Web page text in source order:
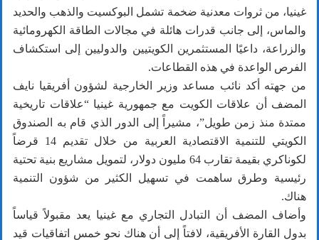
غينيا، من ثروات معدنية ضخمة تشمل البوكسيت والذهب والحديد
والماس، إلى جانب قدرات هائلة في مجالات الطاقة الكهرومائية
والزراعة، داعيًا المستثمرين الكويتيين والدوليين إلى استكشاف
الفرص الواعدة في هذه القطاعات.
من جهته أكد نائب مساعد وزير الخارجية لشؤون أفريقيا نايف
المضف أن علاقات الكويت مع جمهورية غينيا “علاقات تاريخية
ممتدة منذ زمن طويل”، مشيراً إلى الدور الذي قام به الصندوق
الكويتي للتنمية الاقتصادية العربية من خلال تقديم 14 قرضاً
لكوناكري بقيمة تقارب 64 مليون دولار، لتمويل مشاريع بنية تحتية
رئيسية وطرق ساهمت في تسهيل الكثير من شؤون التنمية
هناك.
وأضاف المضف أن التبادل التجاري مع غينيا يعد مقبولاً قياساً
بدول القارة الأفريقية، لافتاً إلى أن هناك نحو خمس اتفاقيات قيد